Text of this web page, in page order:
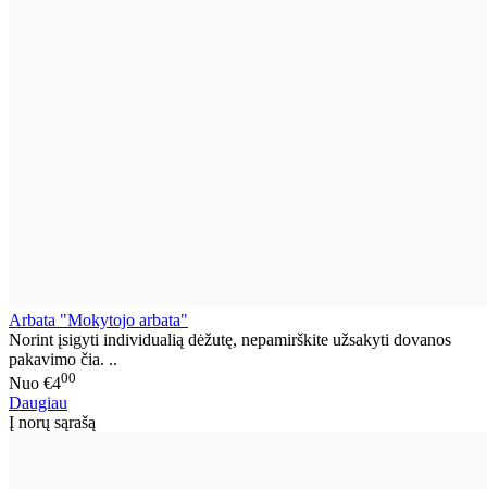
Arbata "Mokytojo arbata"
Norint įsigyti individualią dėžutę, nepamirškite užsakyti dovanos
pakavimo čia. ..
Nuo €400
Daugiau
Į norų sąrašą